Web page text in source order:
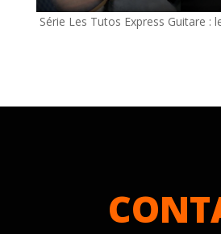
Série Les Tutos Express Guitare :